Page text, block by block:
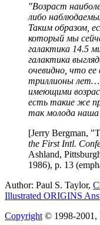
"Возраст
либо
Таким образом,
который мы
галактика 14.5
галактика
очевидно, что
триллионы лет…
имеющими
есть такие же
так молода наша
[Jerry Bergman,
the First Intl.
Ashland,
1986), p. 13
Author: Paul S. Taylor,
Illustrated ORIGINS
Copyright © 1998-2001,